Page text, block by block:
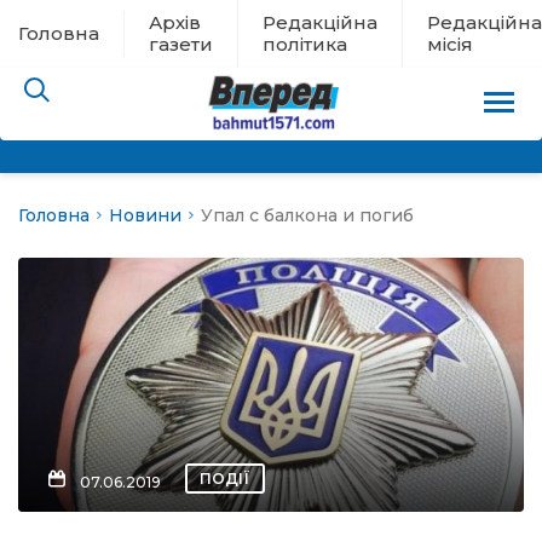
Головна
Архів
газети
Редакційна
політика
Редакційна
місія
евакуації
новини
Головна Новини Упал с балкона и погиб
07.06.2019 ПОДІЇ